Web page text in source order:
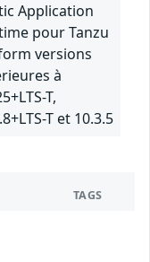
Application
pour Tanzu
versions
à
T,
T et 10.3.5
TAGS